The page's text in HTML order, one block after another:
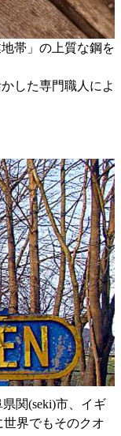
帯」の上質な鋼を
した専門職人によ
関(seki)市、イギ
世界でもそのクオ